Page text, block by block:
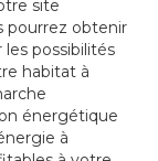
site
pourrez obtenir
possibilités
habitat à
énergétique
à